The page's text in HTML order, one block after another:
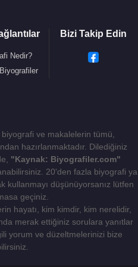
/Şans Tanrıçası (Sinema
- Allacciate Le
- Magnifica Presenza
- Mine Vaganti (Sinema
- Un Giorno Perfetto
Saturno Contro
(Sinema
Nedir?
Bizi Takip Edin
ve makalelerin tümü,
hazırlanmaktadır. Dilediğiniz
"Kaynak: Biyografiler.com"
20'den fazla biyografi ya
kullanmayı düşünüyorsanız lütfen
geçiniz.
hayatı, kim kimdir, kim nerelidir,
merak ettiğiniz sorulara yanıtlar
yorum ve düzeltmelerinizi bize